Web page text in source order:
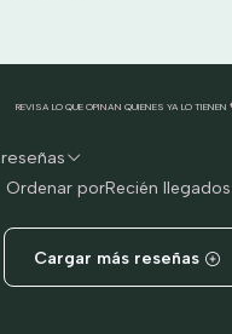
REVISA LO QUE OPINAN QUIENES YA LO TIENEN
9 reseñas
Ordenar porRecién llegados
Cargar más reseñas